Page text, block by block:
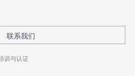
联系我们
训与认证